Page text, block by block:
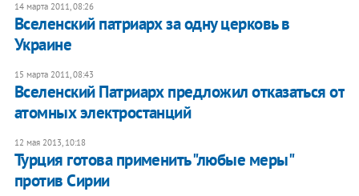
14 марта 2011, 08:26
Вселенский патриарх за одну церковь в
Украине
15 марта 2011, 08:43
Вселенский Патриарх предложил отказаться от
атомных электростанций
12 мая 2013, 10:18
Турция готова применить "любые меры"
против Сирии